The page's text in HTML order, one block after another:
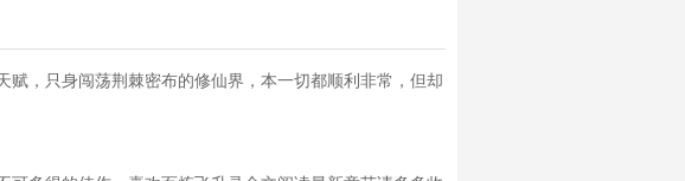
，只身闯荡荆棘密布的修仙界，本一切都顺利非常，但却